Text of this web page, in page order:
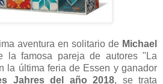
aventura en solitario de Michael
la famosa pareja de autores "La
la última feria de Essen y ganador
Jahres del año 2018, se trata